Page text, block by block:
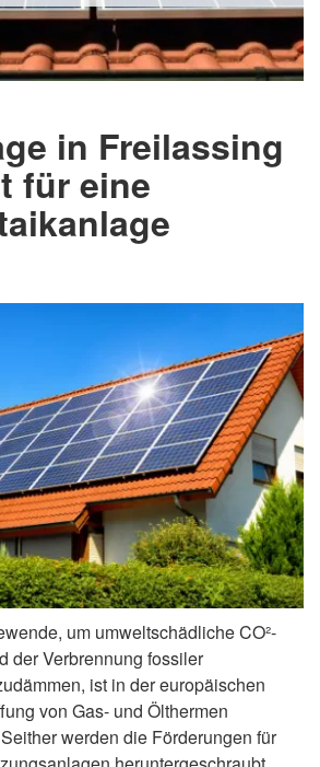
in Freilassing
für eine
um umweltschädliche CO²-
der Verbrennung fossiler
ist in der europäischen
von Gas- und Ölthermen
werden die Förderungen für